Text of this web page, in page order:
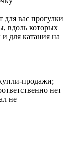
вас прогулки
вдоль которых
для катания на
продажи;
нет
не